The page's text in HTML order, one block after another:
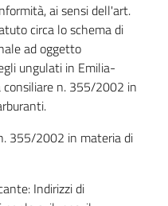
ai sensi dell'art.
circa lo schema di
ad oggetto
ungulati in Emilia-
consiliare n. 355/2002 in
355/2002 in materia di
Indirizzi di